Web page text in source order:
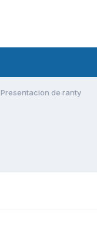
Presentacion de ranty